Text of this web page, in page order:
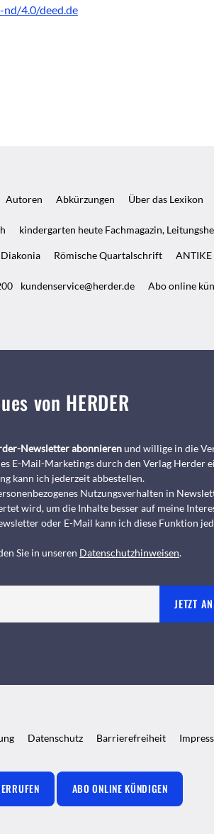
4.0/deed.de
Autoren Abkürzungen Über das Lexikon
kindergarten heute Fachmagazin,
Diakonia Römische Quartalschrift ANTIKE
kundenservice@herder.de Abo online
von HERDER
Newsletter abonnierenund willige in die
E-Mail-Marketings durch den Verlag Herder
kann ich jederzeit abbestellen.
Nutzungsverhalten in
wird, um die Inhalte besser auf meine
oder E-Mail kann ich diese Funktion
Sie in unseren Datenschutzhinweisen.
JETZT
Datenschutz Barrierefreiheit
ABO ONLINE KÜNDIGEN